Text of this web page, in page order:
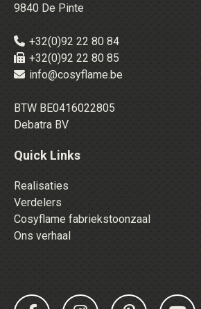
9840 De Pinte
+32(0)92 22 80 84
+32(0)92 22 80 85
info@cosyflame.be
BTW BE0416022805
Debatra BV
Quick Links
Realisaties
Verdelers
Cosyflame fabriekstoonzaal
Ons verhaal